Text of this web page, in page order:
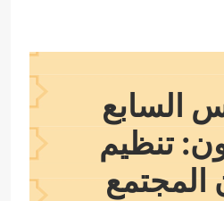
السابع
تنظيم